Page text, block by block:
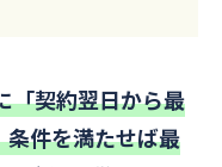
「契約翌日から最
件を満たせば最